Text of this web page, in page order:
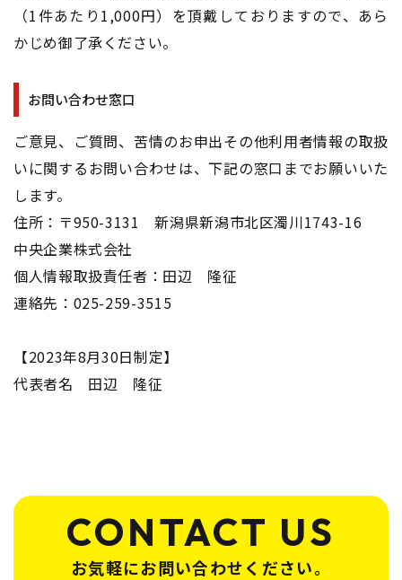
（1件あたり1,000円）を頂戴しておりますので、あら
かじめ御了承ください。
お問い合わせ窓口
ご意見、ご質問、苦情のお申出その他利用者情報の取扱
いに関するお問い合わせは、下記の窓口までお願いいた
します。
住所：〒950-3131 新潟県新潟市北区濁川1743-16
中央企業株式会社
個人情報取扱責任者：田辺 隆征
連絡先： 025-259-3515
【2023年8月30日制定】
代表者名 田辺 隆征
CONTACT US
お気軽にお問い合わせください。